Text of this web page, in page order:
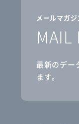
メールマガ
MAIL
最新のデー
ます。